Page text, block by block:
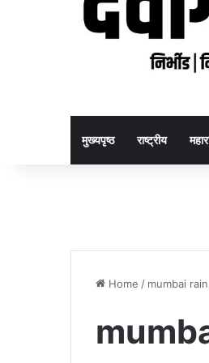
मुख्यपृष्ठ राष्ट्रीय
Home / mumbai